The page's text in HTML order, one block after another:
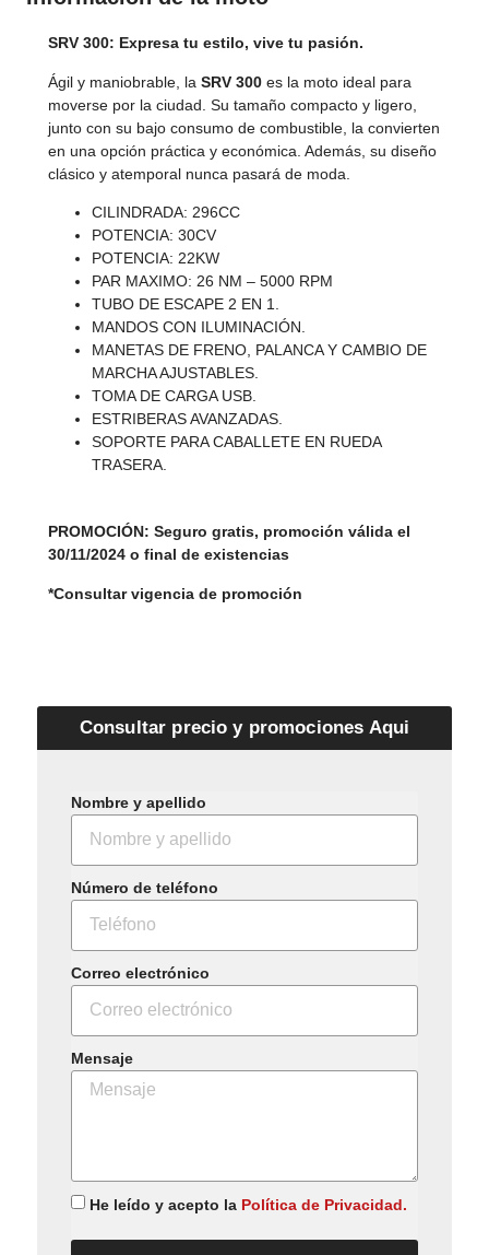
SRV 300: Expresa tu estilo, vive tu pasión.
Ágil y maniobrable, la SRV 300 es la moto ideal para
moverse por la ciudad. Su tamaño compacto y ligero,
junto con su bajo consumo de combustible, la convierten
en una opción práctica y económica. Además, su diseño
clásico y atemporal nunca pasará de moda.
CILINDRADA: 296CC
POTENCIA: 30CV
POTENCIA: 22KW
PAR MAXIMO: 26 NM – 5000 RPM
TUBO DE ESCAPE 2 EN 1.
MANDOS CON ILUMINACIÓN.
MANETAS DE FRENO, PALANCA Y CAMBIO DE
MARCHA AJUSTABLES.
TOMA DE CARGA USB.
ESTRIBERAS AVANZADAS.
SOPORTE PARA CABALLETE EN RUEDA
TRASERA.
PROMOCIÓN: Seguro gratis, promoción válida el
30/11/2024 o final de existencias
*Consultar vigencia de promoción
Consultar precio y promociones Aqui
Nombre y apellido
Número de teléfono
Correo electrónico
Mensaje
He leído y acepto la Política de Privacidad.